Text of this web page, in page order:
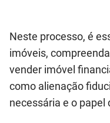
Neste processo, é
imóveis,
vender imóvel
como alienação
necessária e o